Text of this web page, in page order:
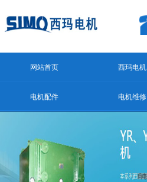
网站首页 西玛电机
电机配件 电机维修